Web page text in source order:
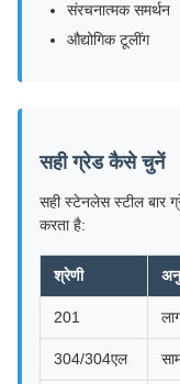
संरचनात्मक समर्थन
औद्योगिक टूलींग
सही ग्रेड कैसे चुनें
सही स्टेनलेस स्टील बार
करता है:
श्रेणी
201
304/304एल